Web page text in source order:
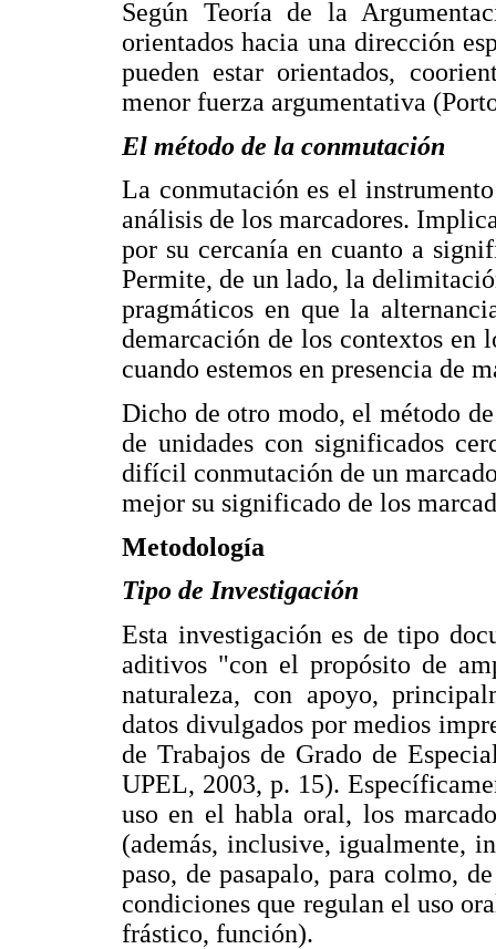
Según Teoría de la
orientados hacia una dirección
pueden estar orientados,
menor fuerza argumentativa
El método de la conmutación
La conmutación es el
análisis de los marcadores.
por su cercanía en cuanto a
Permite, de un lado, la
pragmáticos en que la
demarcación de los contextos en
cuando estemos en presencia de
Dicho de otro modo, el método
de unidades con significados
difícil conmutación de un
mejor su significado de los
Metodología
Tipo de Investigación
Esta investigación es de tipo
aditivos "con el propósito de
naturaleza, con apoyo,
datos divulgados por medios
de Trabajos de Grado de
UPEL, 2003, p. 15).
uso en el habla oral, los
(además, inclusive, igualmente,
paso, de pasapalo, para colmo,
condiciones que regulan el uso
frástico, función).